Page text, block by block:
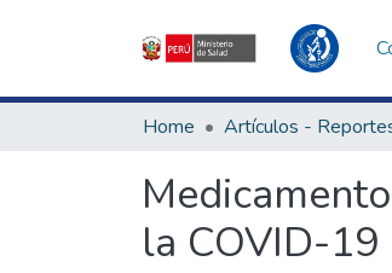
Home
la COVID-19